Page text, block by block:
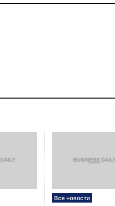
Все новости